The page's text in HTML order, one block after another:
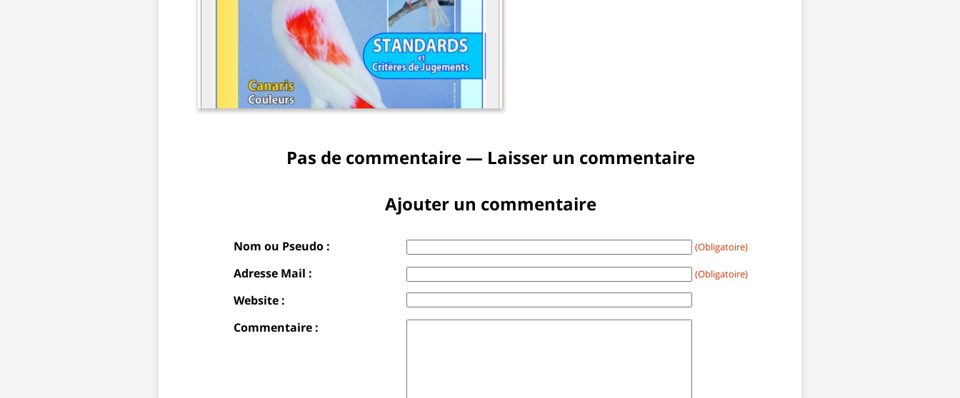
Pas de commentaire — Laisser un commentaire
Ajouter un commentaire
Nom ou Pseudo : (Obligatoire)
Adresse Mail : (Obligatoire)
Website :
Commentaire :